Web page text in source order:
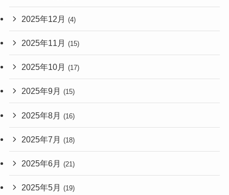
2025年12月 (4)
2025年11月 (15)
2025年10月 (17)
2025年9月 (15)
2025年8月 (16)
2025年7月 (18)
2025年6月 (21)
2025年5月 (19)